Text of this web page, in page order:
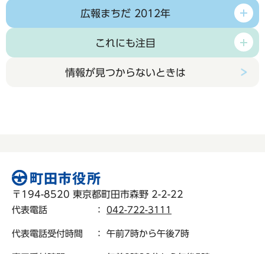
広報まちだ 2012年
これにも注目
情報が見つからないときは
〒194-8520 東京都町田市森野 2-2-22
代表電話 ： 042-722-3111
代表電話受付時間 ： 午前7時から午後7時